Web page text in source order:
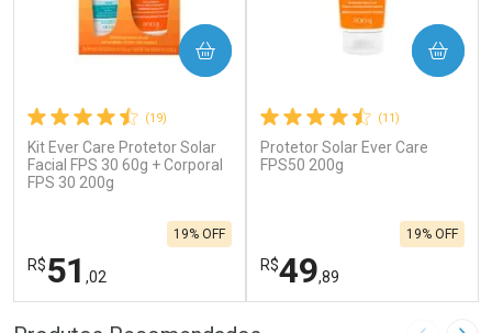
(19)
Kit Ever Care Protetor Solar
Facial FPS 30 60g + Corporal
FPS 30 200g
R$51 ,02
19% OFF
COMPRAR
FECHAR
(11)
Protetor Solar Ever Care
FPS50 200g
R$49,89
19% OFF
COMPRAR